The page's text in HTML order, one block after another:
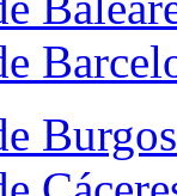
Burgos